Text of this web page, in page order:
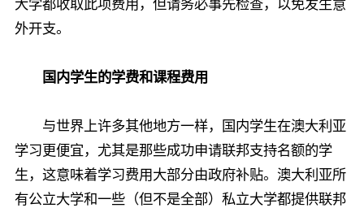
大学都收取此项费用，但请务必事先检查，以免发生意
外开支。
国内学生的学费和课程费用
与世界上许多其他地方一样，国内学生在澳大利亚
学习更便宜，尤其是那些成功申请联邦支持名额的学
生，这意味着学习费用大部分由政府补贴。澳大利亚所
有公立大学和一些（但不是全部）私立大学都提供联邦